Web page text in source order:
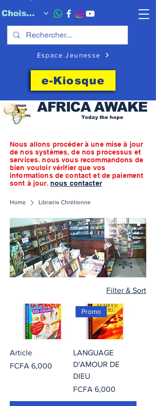
Choisissez quand l'envoyer
Espace Jeunesse
e-Kiosque
AFRICAAWAKE
Today the hope
Nous allons procéder à une mise à jour
de nos systèmes, de nos processus et
services. nous vous recommandons de
bien vouloir vérifier que vos
informations de contact et de paiement
sont à jour. nous contacter
Home Librairie Chrétienne
Filter & Sort
Article
Price
FCFA 6,000
Promo
LANGUAGE
D'AMOUR DE
DIEU
Price
FCFA 6,000